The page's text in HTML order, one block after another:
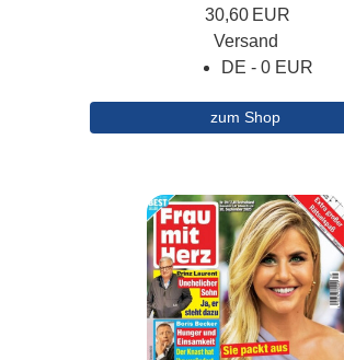
30,60 EUR
Versand
DE - 0 EUR
zum Shop